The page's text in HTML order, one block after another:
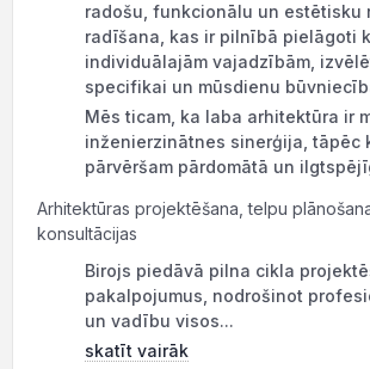
radošu, funkcionālu un estētisku
radīšana, kas ir pilnībā pielāgoti
individuālajām vajadzībām,
specifikai un mūsdienu
Mēs ticam, ka laba arhitektūra ir
inženierzinātnes sinerģija, tāpēc
pārvēršam pārdomātā un
Arhitektūras projektēšana, telpu
konsultācijas
Birojs piedāvā pilna cikla
pakalpojumus, nodrošinot
un vadību visos...
skatīt vairāk